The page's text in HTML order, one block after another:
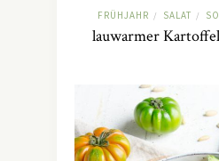
FRÜHJAHR / SALAT /
lauwarmer